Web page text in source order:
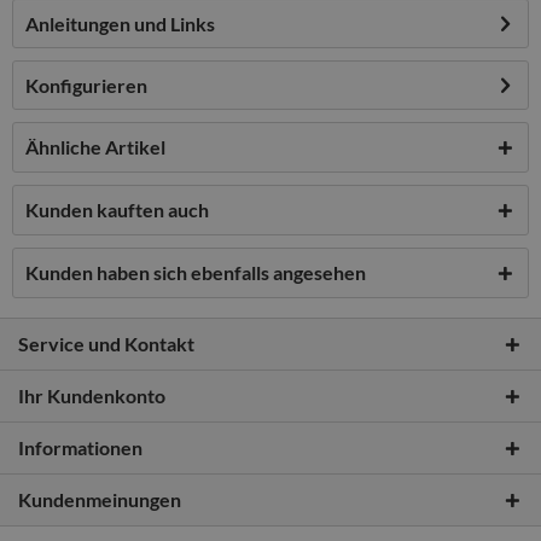
Anleitungen und Links
Konfigurieren
Ähnliche Artikel
Kunden kauften auch
Kunden haben sich ebenfalls angesehen
Service und Kontakt
Ihr Kundenkonto
Informationen
Kundenmeinungen